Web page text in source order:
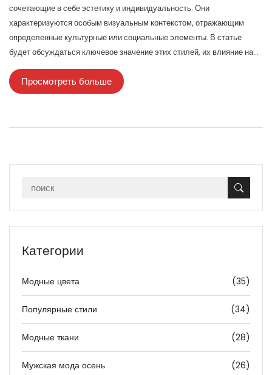
сочетающие в себе эстетику и индивидуальность. Они
характеризуются особым визуальным контекстом, отражающим
определенные культурные или социальные элементы. В статье
будет обсуждаться ключевое значение этих стилей, их влияние на
личный гардероб и роль в современной моде. Узнайте, как правильно
интегрировать такие акценты в ваш повседневный образ.
Просмотреть больше
Категории
Модные цвета (35)
Популярные стили (34)
Модные ткани (28)
Мужская мода осень (26)